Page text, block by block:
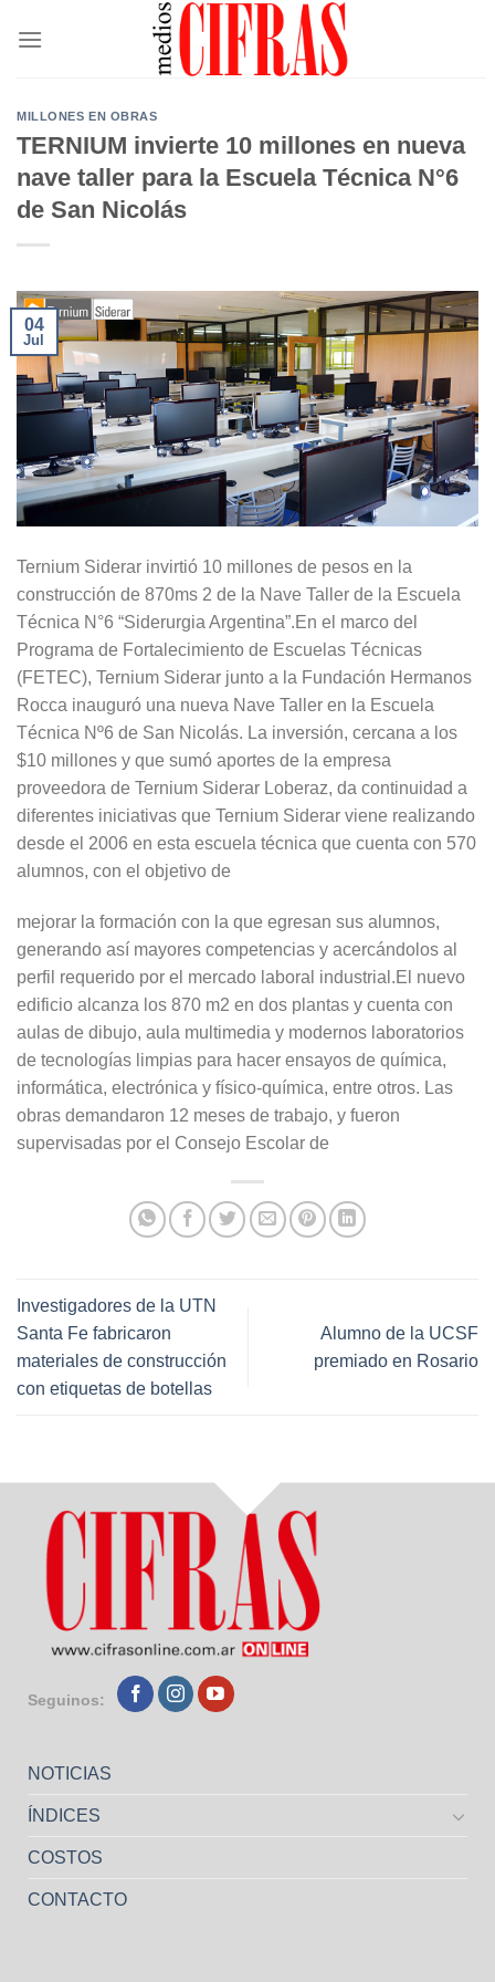
MILLONES EN OBRAS
TERNIUM invierte 10 millones en nueva
nave taller para la Escuela Técnica N°6
de San Nicolás
04
Jul
Ternium Siderar invirtió 10 millones de pesos en la
construcción de 870ms 2 de la Nave Taller de la Escuela
Técnica N°6 “Siderurgia Argentina”.En el marco del
Programa de Fortalecimiento de Escuelas Técnicas
(FETEC), Ternium Siderar junto a la Fundación Hermanos
Rocca inauguró una nueva Nave Taller en la Escuela
Técnica Nº6 de San Nicolás. La inversión, cercana a los
$10 millones y que sumó aportes de la empresa
proveedora de Ternium Siderar Loberaz, da continuidad a
diferentes iniciativas que Ternium Siderar viene realizando
desde el 2006 en esta escuela técnica que cuenta con 570
alumnos, con el objetivo de
mejorar la formación con la que egresan sus alumnos,
generando así mayores competencias y acercándolos al
perfil requerido por el mercado laboral industrial.El nuevo
edificio alcanza los 870 m2 en dos plantas y cuenta con
aulas de dibujo, aula multimedia y modernos laboratorios
de tecnologías limpias para hacer ensayos de química,
informática, electrónica y físico-química, entre otros. Las
obras demandaron 12 meses de trabajo, y fueron
supervisadas por el Consejo Escolar de
Investigadores de la UTN
Santa Fe fabricaron
materiales de construcción
con etiquetas de botellas
Alumno de la UCSF
premiado en Rosario
Seguinos:
NOTICIAS
ÍNDICES
COSTOS
CONTACTO